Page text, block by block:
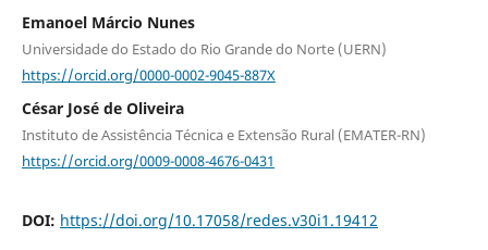
Emanoel Márcio Nunes
Universidade do Estado do Rio Grande do Norte (UERN)
https://orcid.org/0000-0002-9045-887X
César José de Oliveira
Instituto de Assistência Técnica e Extensão Rural (EMATER-RN)
https://orcid.org/0009-0008-4676-0431
DOI: https://doi.org/10.17058/redes.v30i1.19412